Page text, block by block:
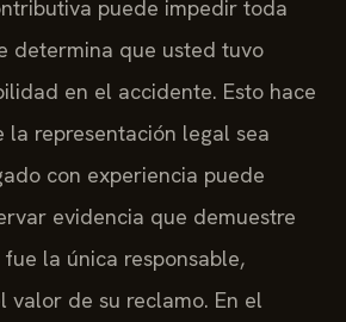
puede impedir toda
determina que usted tuvo
en el accidente. Esto hace
representación legal sea
con experiencia puede
evidencia que demuestre
la única responsable,
valor de su reclamo. En el